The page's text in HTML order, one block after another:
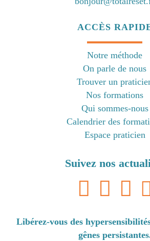
ACCÈS
Notre méthode
On parle de nous
Trouver un
Nos formations
Qui sommes-nous
Calendrier des
Espace praticien
Suivez nos
Libérez-vous des
gênes